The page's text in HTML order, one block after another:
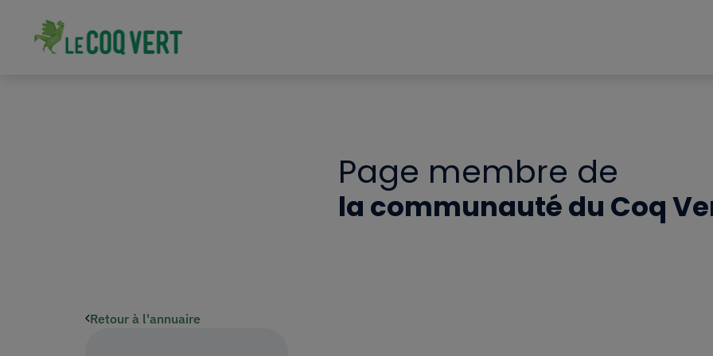
Page membre de
la communauté du Coq
Retour à l'annuaire